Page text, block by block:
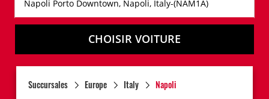
CHOISIR VOITURE
Succursales Europe Italy Napoli